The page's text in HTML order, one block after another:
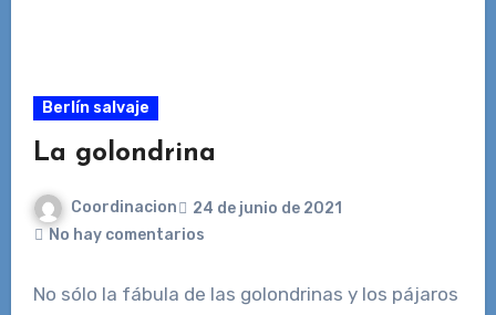
Berlín salvaje
La golondrina
Coordinacion
24 de junio de 2021
No hay comentarios
No sólo la fábula de las golondrinas y los pájaros